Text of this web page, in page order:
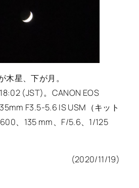
木星、下が月。
(JST)。CANON EOS
F3.5-5.6 IS USM（キット
、135 mm、F/5.6、1/125
(2020/11/19)